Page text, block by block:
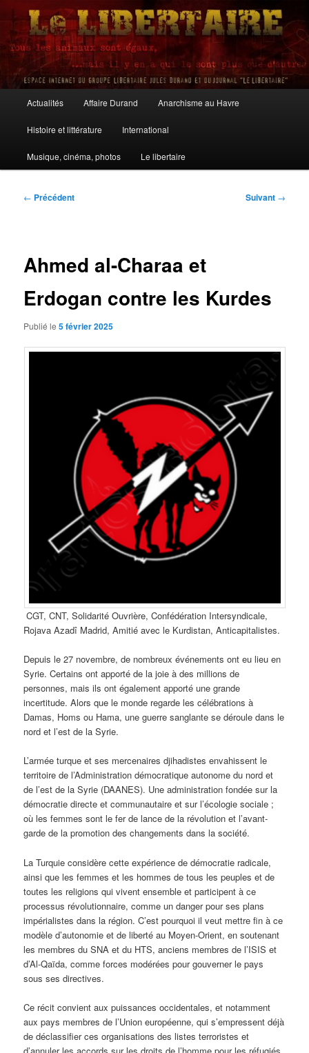
Aller
contenu
principalLe Libertaire
principal
Actualités Affaire Durand Anarchisme au Havre
Histoire et littérature International
Musique, cinéma, photos Le libertaire
Navigation
← Précédent Suivant →
Ahmed al-Charaa et
Erdogan contre les Kurdes
Publié le5 février 2025
CGT, CNT, Solidarité Ouvrière, Confédération Intersyndicale,
Rojava Azadî Madrid, Amitié avec le Kurdistan, Anticapitalistes.
Depuis le 27 novembre, de nombreux événements ont eu lieu en
Syrie. Certains ont apporté de la joie à des millions de
personnes, mais ils ont également apporté une grande
incertitude. Alors que le monde regarde les célébrations à
Damas, Homs ou Hama, une guerre sanglante se déroule dans le
nord et l’est de la Syrie.
L’armée turque et ses mercenaires djihadistes envahissent le
territoire de l’Administration démocratique autonome du nord et
de l’est de la Syrie (DAANES). Une administration fondée sur la
démocratie directe et communautaire et sur l’écologie sociale ;
où les femmes sont le fer de lance de la révolution et l’avant-
garde de la promotion des changements dans la société.
La Turquie considère cette expérience de démocratie radicale,
ainsi que les femmes et les hommes de tous les peuples et de
toutes les religions qui vivent ensemble et participent à ce
processus révolutionnaire, comme un danger pour ses plans
impérialistes dans la région. C’est pourquoi il veut mettre fin à ce
modèle d’autonomie et de liberté au Moyen-Orient, en soutenant
les membres du SNA et du HTS, anciens membres de l’ISIS et
d’Al-Qaïda, comme forces modérées pour gouverner le pays
sous ses directives.
Ce récit convient aux puissances occidentales, et notamment
aux pays membres de l’Union européenne, qui s’empressent déjà
de déclassifier ces organisations des listes terroristes et
d’annuler les accords sur les droits de l’homme pour les réfugiés